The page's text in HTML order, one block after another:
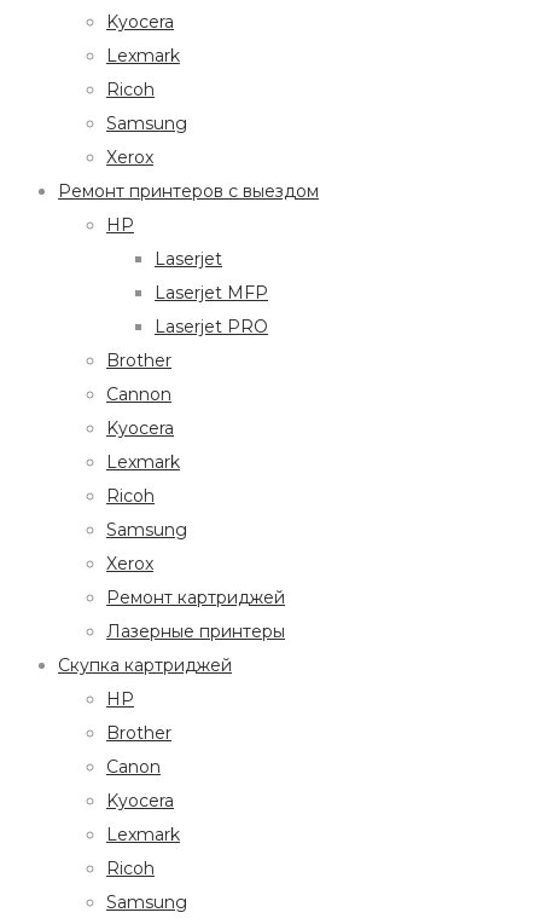
Kyocera
Lexmark
Ricoh
Samsung
Xerox
Ремонт принтеров с выездом
HP
Laserjet
Laserjet MFP
Laserjet PRO
Brother
Cannon
Kyocera
Lexmark
Ricoh
Samsung
Xerox
Ремонт картриджей
Лазерные принтеры
Скупка картриджей
HP
Brother
Canon
Kyocera
Lexmark
Ricoh
Samsung